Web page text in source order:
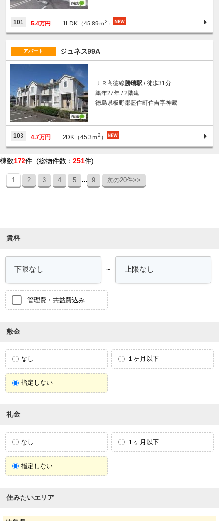
101 5.4万円 1LDK（45.89ｍ2 ）
アパート ジュネス99A
ＪＲ高徳線勝瑞駅 / 徒歩31分
築年27年 / 2階建
徳島県板野郡藍住町住吉字神蔵
103 4.7万円 2DK（45.3ｍ2 ）
棟数172件 (総物件数： 251件)
1 2 3 4 5 ... 9 次の20件>>
賃料
～
管理費・共益費込み
敷金
なし １ヶ月以下
指定しない
礼金
なし １ヶ月以下
指定しない
住みたいエリア